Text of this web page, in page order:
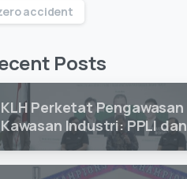
accident
Posts
KLH Perketat Pengawasan
Kawasan Industri: PPLI dan
DESI Hadirkan Solusi
Kepatuhan Lingkungan